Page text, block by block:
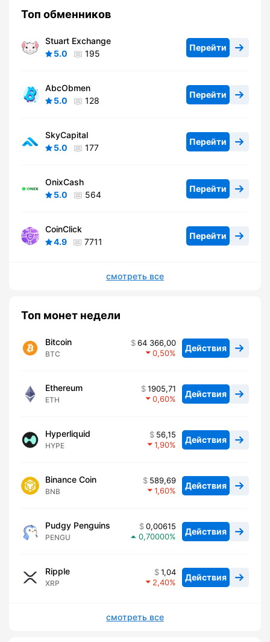
Топ обменников
Stuart Exchange
5.0
195
Перейти
AbcObmen
5.0
128
Перейти
SkyCapital
5.0
177
Перейти
OnixCash
5.0
564
Перейти
CoinClick
4.9
7711
Перейти
смотреть все
Топ монет недели
Bitcoin
BTC
64 366,00
0,50
Действия
Ethereum
ETH
1905,71
0,60
Действия
Hyperliquid
HYPE
56,15
1,90
Действия
Binance Coin
BNB
589,69
1,60
Действия
Pudgy Penguins
PENGU
0,00615
0,70000
Действия
Ripple
XRP
1,04
2,40
Действия
смотреть все